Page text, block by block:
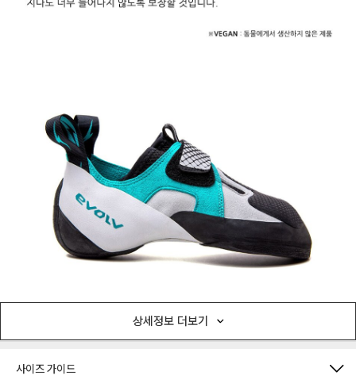
상세정보 더보기
사이즈 가이드